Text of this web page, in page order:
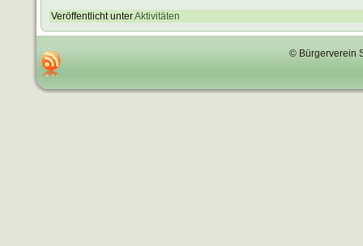
Veröffentlicht unterAktivitäten
© Bürgerverein